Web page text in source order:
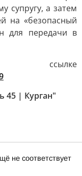
супругу, а затем
на «безопасный
для передачи в
ссылке
45 | Курган"
не соответствует